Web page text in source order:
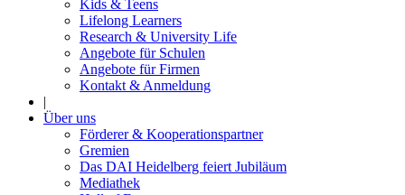
Kids & Teens
Lifelong Learners
Research & University Life
Angebote für Schulen
Angebote für Firmen
Kontakt & Anmeldung
|
Über uns
Förderer & Kooperationspartner
Gremien
Das DAI Heidelberg feiert Jubiläum
Mediathek